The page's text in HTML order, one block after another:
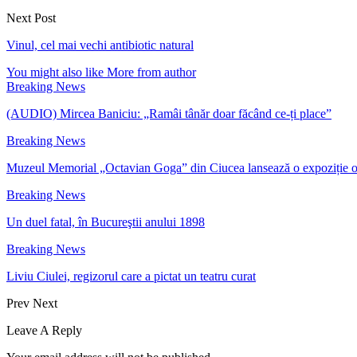
Next Post
Vinul, cel mai vechi antibiotic natural
You might also like More from author
Breaking News
(AUDIO) Mircea Baniciu: „Ramâi tânăr doar făcând ce-ți place”
Breaking News
Muzeul Memorial „Octavian Goga” din Ciucea lansează o expoziție
Breaking News
Un duel fatal, în Bucureştii anului 1898
Breaking News
Liviu Ciulei, regizorul care a pictat un teatru curat
Prev Next
Leave A Reply